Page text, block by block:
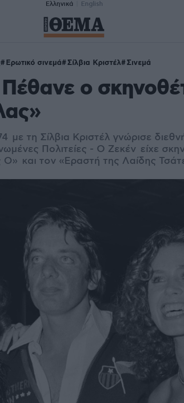
Ελληνικά English
Ερωτικό σινεμά Σίλβια Κριστέλ Σινεμά
ο
με τη Σίλβια Κριστέλ γνώρισε
Πολιτείες - Ο Ζεκέν είχε
Ο» και τον «Εραστή της Λαίδης